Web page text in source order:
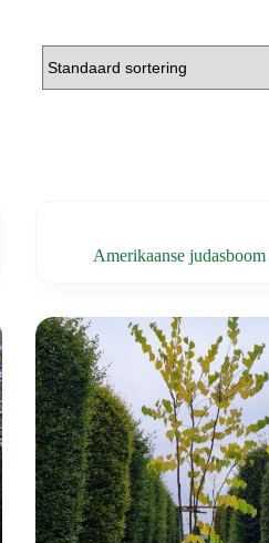
Amerikaanse judasboom